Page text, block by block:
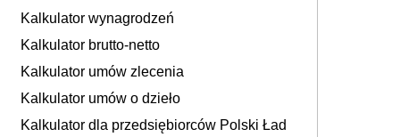
Kalkulator wynagrodzeń
Kalkulator brutto-netto
Kalkulator umów zlecenia
Kalkulator umów o dzieło
Kalkulator dla przedsiębiorców Polski Ład